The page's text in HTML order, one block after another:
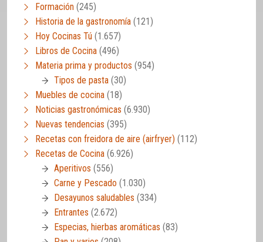
Formación (245)
Historia de la gastronomía (121)
Hoy Cocinas Tú (1.657)
Libros de Cocina (496)
Materia prima y productos (954)
Tipos de pasta (30)
Muebles de cocina (18)
Noticias gastronómicas (6.930)
Nuevas tendencias (395)
Recetas con freidora de aire (airfryer) (112)
Recetas de Cocina (6.926)
Aperitivos (556)
Carne y Pescado (1.030)
Desayunos saludables (334)
Entrantes (2.672)
Especias, hierbas aromáticas (83)